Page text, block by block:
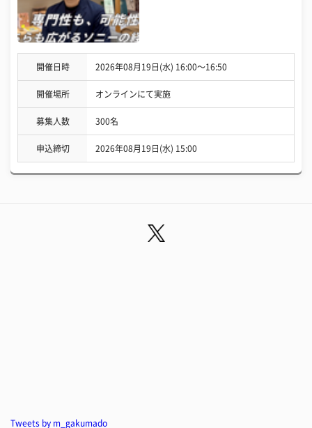
開催日時 2026年08月19日(水) 16:00〜16:50
開催場所 オンラインにて実施
募集人数 300名
申込締切 2026年08月19日(水) 15:00
Tweets by m_gakumado